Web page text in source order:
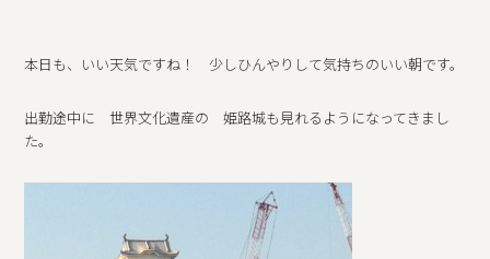
本日も、いい天気ですね！ 少しひんやりして気持ちのいい朝です。
出勤途中に 世界文化遺産の 姫路城も見れるようになってきまし
た。